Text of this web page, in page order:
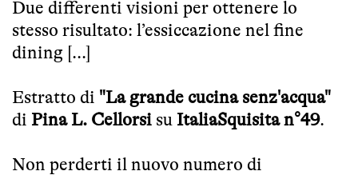
Due differenti visioni per ottenere lo
stesso risultato: l’essiccazione nel fine
dining [...]
Estratto di "La grande cucina senz'acqua"
di Pina L. Cellorsi su ItaliaSquisita n°49.
Non perderti il nuovo numero di